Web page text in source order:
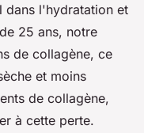
dans l'hydratation et
25 ans, notre
de collagène, ce
et moins
de collagène,
à cette perte.